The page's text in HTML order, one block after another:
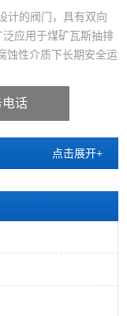
计的阀门，具有双向
应用于煤矿瓦斯抽排
蚀性介质下长期安全运
电话
点击展开+